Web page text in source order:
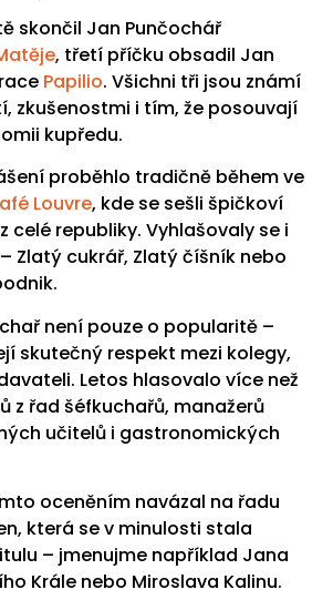
skončil Jan Punčochář
, třetí příčku obsadil Jan
Papilio. Všichni tři jsou známí
zkušenostmi i tím, že posouvají
kupředu.
proběhlo tradičně během ve
Louvre, kde se sešli špičkoví
celé republiky. Vyhlašovaly se i
Zlatý cukrář, Zlatý číšník nebo
není pouze o popularitě –
skutečný respekt mezi kolegy,
Letos hlasovalo více než
z řad šéfkuchařů, manažerů
učitelů i gastronomických
oceněním navázal na řadu
která se v minulosti stala
– jmenujme například Jana
Krále nebo Miroslava Kalinu.